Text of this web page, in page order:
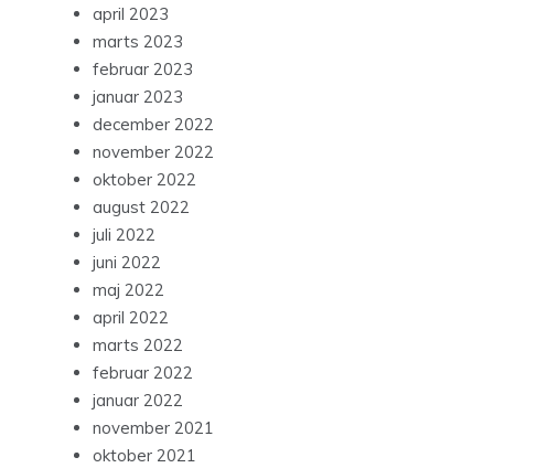
april 2023
marts 2023
februar 2023
januar 2023
december 2022
november 2022
oktober 2022
august 2022
juli 2022
juni 2022
maj 2022
april 2022
marts 2022
februar 2022
januar 2022
november 2021
oktober 2021